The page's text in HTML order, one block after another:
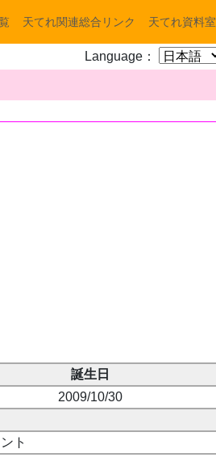
天てれ関連総合リンク 天てれ資料室
Language：
誕生日
2009/10/30
ト